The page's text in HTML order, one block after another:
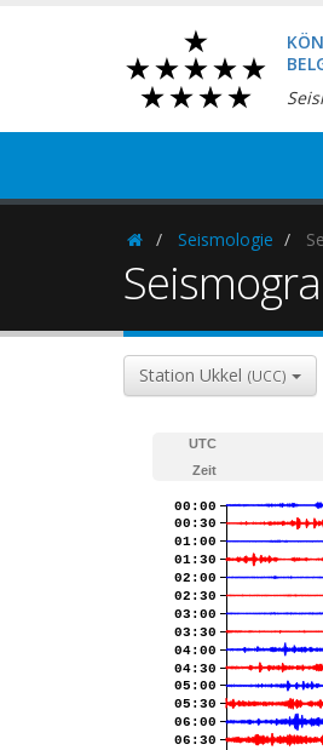
HomepageSeismologie
Station Ukkel (UCC)
UTC
Zeit
00:00
00:30
01:00
01:30
02:00
02:30
03:00
03:30
04:00
04:30
05:00
05:30
06:00
06:30